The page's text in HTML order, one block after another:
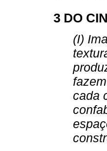
3 DO
(I)
cada